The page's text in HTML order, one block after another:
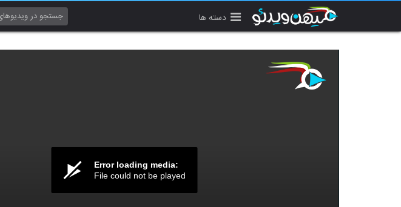
دسته ها
Error loading media:
File could not be played